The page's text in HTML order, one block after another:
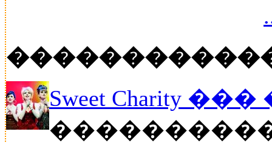
Sweet Charity